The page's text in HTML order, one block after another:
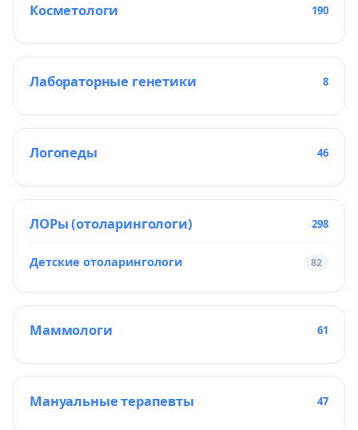
Косметологи 190
Лабораторные генетики 8
Логопеды 46
ЛОРы (отоларингологи) 298
Детские отоларингологи 82
Маммологи 61
Мануальные терапевты 47